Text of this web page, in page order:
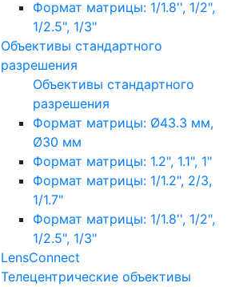
Формат матрицы: 1/1.8'', 1/2",
1/2.5", 1/3"
Объективы стандартного
разрешения
Объективы стандартного
разрешения
Формат матрицы: Ø43.3 мм,
Ø30 мм
Формат матрицы: 1.2", 1.1", 1"
Формат матрицы: 1/1.2", 2/3,
1/1.7"
Формат матрицы: 1/1.8'', 1/2",
1/2.5", 1/3"
LensConnect
Телецентрические объективы